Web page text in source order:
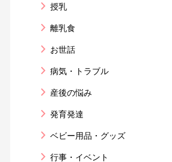
授乳
離乳食
お世話
病気・トラブル
産後の悩み
発育発達
ベビー用品・グッズ
行事・イベント